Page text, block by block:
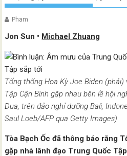
Pham
Jon Sun • Michael Zhuang
Tổng thống Hoa Kỳ Joe Biden
Tập Cận Bình gặp nhau bên lề hội
Dua, trên đảo nghỉ dưỡng Bali,
Saul Loeb/AFP qua Getty Images)
Tòa Bạch Ốc đã thông báo rằng
gặp nhà lãnh đạo Trung Quốc